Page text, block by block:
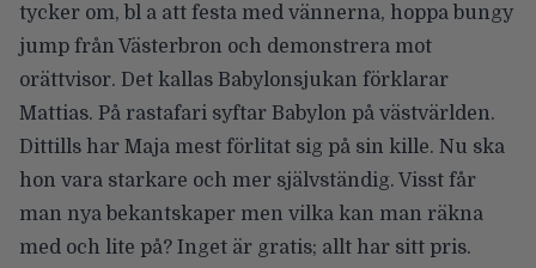
tycker om, bl a att festa med vännerna, hoppa bungy
jump från Västerbron och demonstrera mot
orättvisor. Det kallas Babylonsjukan förklarar
Mattias. På rastafari syftar Babylon på västvärlden.
Dittills har Maja mest förlitat sig på sin kille. Nu ska
hon vara starkare och mer självständig. Visst får
man nya bekantskaper men vilka kan man räkna
med och lite på? Inget är gratis; allt har sitt pris.